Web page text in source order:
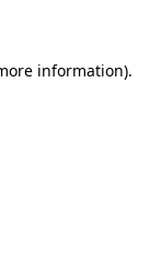
information).